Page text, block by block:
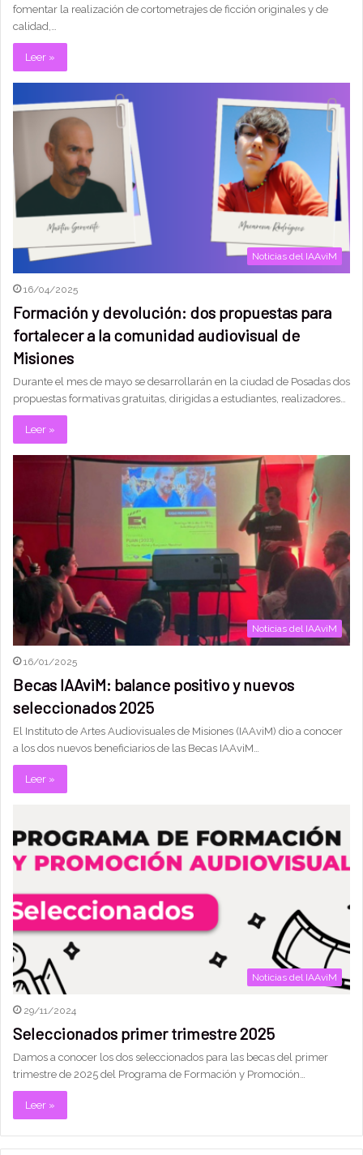
fomentar la realización de cortometrajes de ficción originales y de
calidad,…
Leer »
Noticias del IAAviM
16/04/2025
Formación y devolución: dos propuestas para
fortalecer a la comunidad audiovisual de
Misiones
Durante el mes de mayo se desarrollarán en la ciudad de Posadas dos
propuestas formativas gratuitas, dirigidas a estudiantes, realizadores…
Leer »
Noticias del IAAviM
16/01/2025
Becas IAAviM: balance positivo y nuevos
seleccionados 2025
El Instituto de Artes Audiovisuales de Misiones (IAAviM) dio a conocer
a los dos nuevos beneficiarios de las Becas IAAviM…
Leer »
Noticias del IAAviM
29/11/2024
Seleccionados primer trimestre 2025
Damos a conocer los dos seleccionados para las becas del primer
trimestre de 2025 del Programa de Formación y Promoción…
Leer »